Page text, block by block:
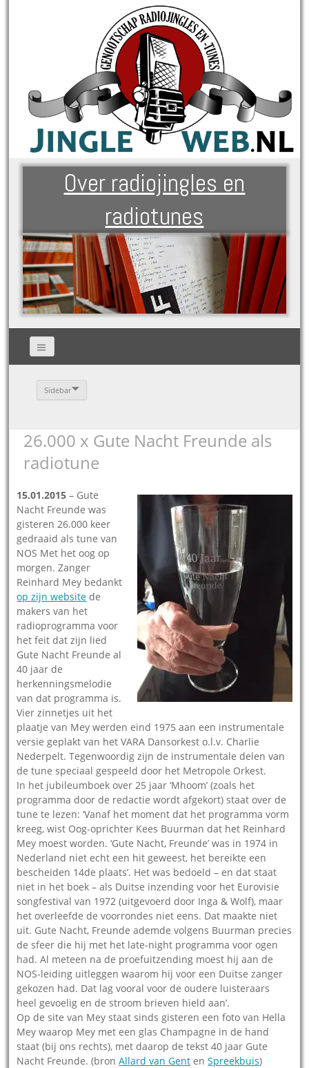
Over radiojingles en
radiotunes
Sidebar
26.000 x Gute Nacht Freunde als
radiotune
15.01.2015 – Gute
Nacht Freunde was
gisteren 26.000 keer
gedraaid als tune van
NOS Met het oog op
morgen. Zanger
Reinhard Mey bedankt
op zijn website de
makers van het
radioprogramma voor
het feit dat zijn lied
Gute Nacht Freunde al
40 jaar de
herkenningsmelodie
van dat programma is.
Vier zinnetjes uit het
plaatje van Mey werden eind 1975 aan een instrumentale
versie geplakt van het VARA Dansorkest o.l.v. Charlie
Nederpelt. Tegenwoordig zijn de instrumentale delen van
de tune speciaal gespeeld door het Metropole Orkest.
In het jubileumboek over 25 jaar ‘Mhoom’ (zoals het
programma door de redactie wordt afgekort) staat over de
tune te lezen: ‘Vanaf het moment dat het programma vorm
kreeg, wist Oog-oprichter Kees Buurman dat het Reinhard
Mey moest worden. ‘Gute Nacht, Freunde’ was in 1974 in
Nederland niet echt een hit geweest, het bereikte een
bescheiden 14de plaats’. Het was bedoeld – en dat staat
niet in het boek – als Duitse inzending voor het Eurovisie
songfestival van 1972 (uitgevoerd door Inga & Wolf), maar
het overleefde de voorrondes niet eens. Dat maakte niet
uit. Gute Nacht, Freunde ademde volgens Buurman precies
de sfeer die hij met het late-night programma voor ogen
had. Al meteen na de proefuitzending moest hij aan de
NOS-leiding uitleggen waarom hij voor een Duitse zanger
gekozen had. Dat lag vooral voor de oudere luisteraars
heel gevoelig en de stroom brieven hield aan’.
Op de site van Mey staat sinds gisteren een foto van Hella
Mey waarop Mey met een glas Champagne in de hand
staat (bij ons rechts), met daarop de tekst 40 jaar Gute
Nacht Freunde. (bronAllard van Gent enSpreekbuis)